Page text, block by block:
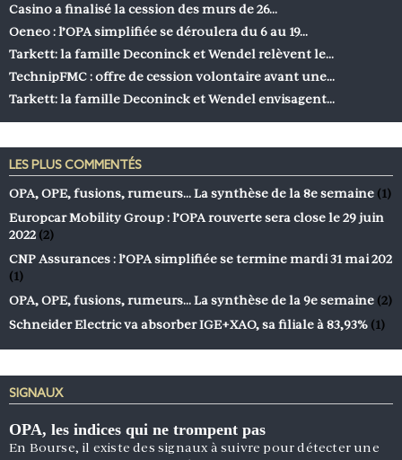
Casino a finalisé la cession des murs de 26…
Oeneo : l’OPA simplifiée se déroulera du 6 au 19…
Tarkett: la famille Deconinck et Wendel relèvent le…
TechnipFMC : offre de cession volontaire avant une…
Tarkett: la famille Deconinck et Wendel envisagent…
LES PLUS COMMENTÉS
OPA, OPE, fusions, rumeurs… La synthèse de la 8e semaine (1)
Europcar Mobility Group : l’OPA rouverte sera close le 29 juin
2022 (2)
CNP Assurances : l’OPA simplifiée se termine mardi 31 mai 202
(1)
OPA, OPE, fusions, rumeurs… La synthèse de la 9e semaine (2)
Schneider Electric va absorber IGE+XAO, sa filiale à 83,93% (1)
SIGNAUX
OPA, les indices qui ne trompent pas
En Bourse, il existe des signaux à suivre pour détecter une